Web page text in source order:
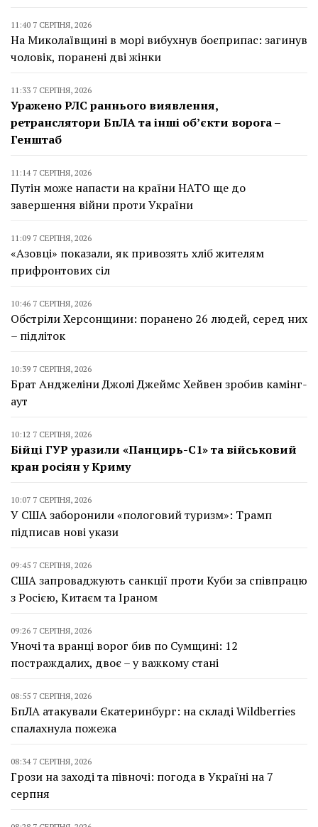
11:40 7 СЕРПНЯ, 2026
На Миколаївщині в морі вибухнув боєприпас: загинув
чоловік, поранені дві жінки
11:33 7 СЕРПНЯ, 2026
Уражено РЛС раннього виявлення,
ретранслятори БпЛА та інші об’єкти ворога –
Генштаб
11:14 7 СЕРПНЯ, 2026
Путін може напасти на країни НАТО ще до
завершення війни проти України
11:09 7 СЕРПНЯ, 2026
«Азовці» показали, як привозять хліб жителям
прифронтових сіл
10:46 7 СЕРПНЯ, 2026
Обстріли Херсонщини: поранено 26 людей, серед них
– підліток
10:39 7 СЕРПНЯ, 2026
Брат Анджеліни Джолі Джеймс Хейвен зробив камінг-
аут
10:12 7 СЕРПНЯ, 2026
Бійці ГУР уразили «Панцирь-С1» та військовий
кран росіян у Криму
10:07 7 СЕРПНЯ, 2026
У США заборонили «пологовий туризм»: Трамп
підписав нові укази
09:45 7 СЕРПНЯ, 2026
США запроваджують санкції проти Куби за співпрацю
з Росією, Китаєм та Іраном
09:26 7 СЕРПНЯ, 2026
Уночі та вранці ворог бив по Сумщині: 12
постраждалих, двоє – у важкому стані
08:55 7 СЕРПНЯ, 2026
БпЛА атакували Єкатеринбург: на складі Wildberries
спалахнула пожежа
08:34 7 СЕРПНЯ, 2026
Грози на заході та півночі: погода в Україні на 7
серпня